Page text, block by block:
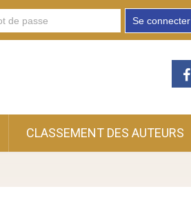
Se connecter
CLASSEMENT DES AUTEURS